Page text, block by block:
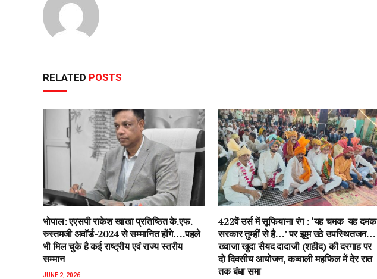
RELATED POSTS
भोपाल: एएसपी राकेश‌ खाखा प्रतिष्ठित के.एफ.
रुस्तमजी अवॉर्ड-2024 से सम्मानित होंगे….पहले
भी मिल चुके है कई राष्ट्रीय एवं राज्य स्तरीय
सम्मान
JUNE 2, 2026
422वें उर्स में सूफियाना रंग : ‘यह चमक-यह दमक
सरकार तुम्हीं से है…’ पर झूम उठे उपस्थितजन…
ख्वाजा खुदा सैयद दादाजी (शहीद) की दरगाह पर
दो दिवसीय आयोजन, कव्वाली महफिल में देर रात
तक बंधा समा